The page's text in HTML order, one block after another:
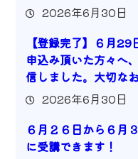
2026年6月30日
【登録完了】６月
申込み頂いた方々へ
信しました。大切な
2026年6月30日
６月２６日から６月
に受講できます！